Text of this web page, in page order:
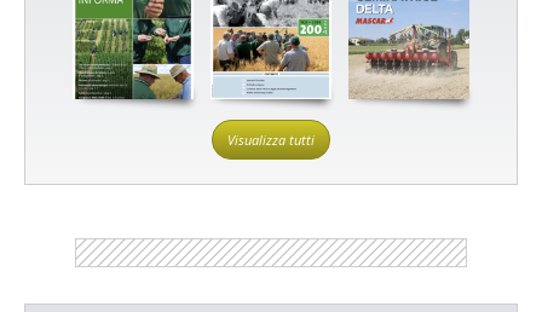
Visualizza tutti